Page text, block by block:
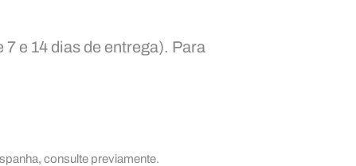
e 14 dias de entrega). Para
consulte previamente.